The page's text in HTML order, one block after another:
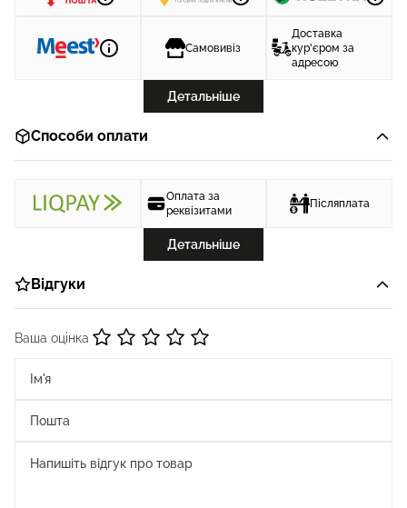
Самовивіз
Доставка
кур'єром за
адресою
Детальніше
Способи оплати
Оплата за
реквізитами
Післяплата
Детальніше
Відгуки
Ваша оцінка